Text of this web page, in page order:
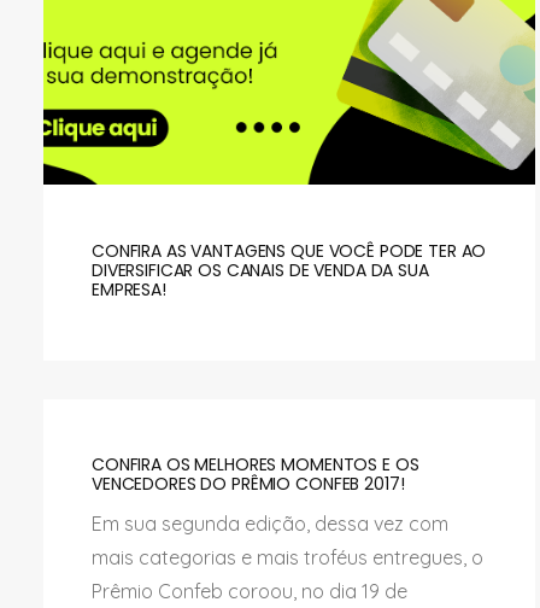
CONFIRA AS VANTAGENS QUE VOCÊ PODE TER AO
DIVERSIFICAR OS CANAIS DE VENDA DA SUA
EMPRESA!
CONFIRA OS MELHORES MOMENTOS E OS
VENCEDORES DO PRÊMIO CONFEB 2017!
Em sua segunda edição, dessa vez com
mais categorias e mais troféus entregues, o
Prêmio Confeb coroou, no dia 19 de